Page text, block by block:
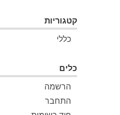
קטגוריות
כללי
כלים
הרשמה
התחבר